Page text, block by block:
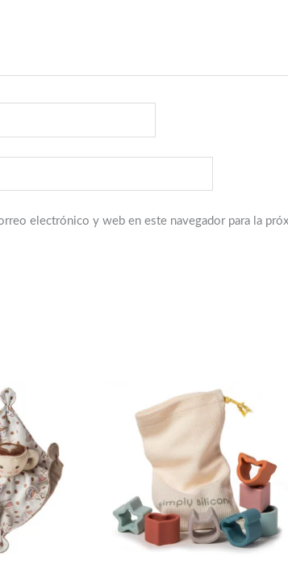
electrónico y web en este navegador para la